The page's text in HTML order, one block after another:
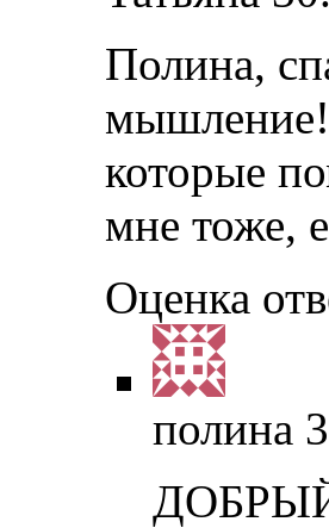
Полина,
мышление!
которые
мне тоже,
Оценка
полина